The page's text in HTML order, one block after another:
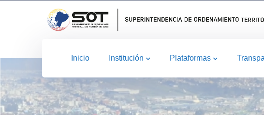
Inicio Institución Plataformas